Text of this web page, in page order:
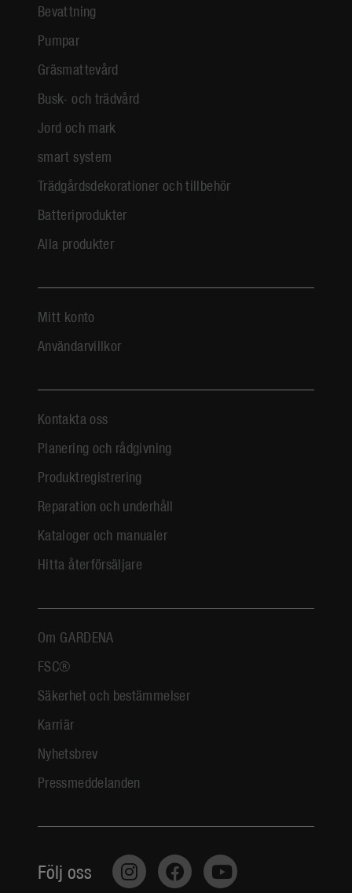
Bevattning
Pumpar
Gräsmattevård
Busk- och trädvård
Jord och mark
smart system
Trädgårdsdekorationer och tillbehör
Batteriprodukter
Alla produkter
Mitt konto
Användarvillkor
Kontakta oss
Planering och rådgivning
Produktregistrering
Reparation och underhåll
Kataloger och manualer
Hitta återförsäljare
Om GARDENA
FSC®
Säkerhet och bestämmelser
Karriär
Nyhetsbrev
Pressmeddelanden
Följ oss